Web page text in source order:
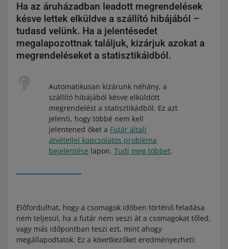
Ha az áruházadban leadott megrendelések
késve lettek elküldve a szállító hibájából –
tudasd velünk. Ha a jelentésedet
megalapozottnak találjuk, kizárjuk azokat a
megrendeléseket a statisztikáidból.
Automatikusan kizárunk néhány, a
szállító hibájából késve elküldött
megrendelést a statisztikádból. Ez azt
jelenti, hogy többé nem kell
jelentened őket a Futár általi
átvétellel kapcsolatos probléma
bejelentése lapon. Tudj meg többet.
Előfordulhat, hogy a csomagok időben történő feladása
nem teljesül, ha a futár nem veszi át a csomagokat tőled,
vagy más időpontban teszi ezt, mint ahogy
megállapodtatok. Ez a következőket eredményezheti: